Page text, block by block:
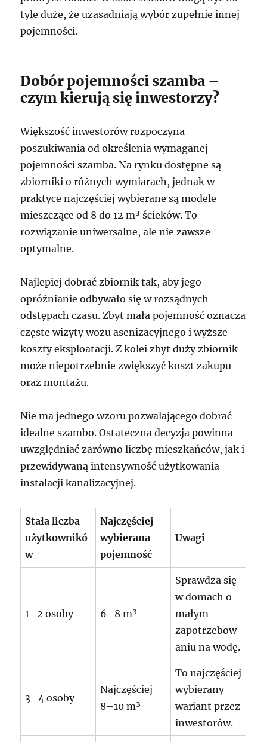
tyle duże, że uzasadniają wybór zupełnie innej
pojemności.
Dobór pojemności szamba –
czym kierują się inwestorzy?
Większość inwestorów rozpoczyna
poszukiwania od określenia wymaganej
pojemności szamba. Na rynku dostępne są
zbiorniki o różnych wymiarach, jednak w
praktyce najczęściej wybierane są modele
mieszczące od 8 do 12 m³ ścieków. To
rozwiązanie uniwersalne, ale nie zawsze
optymalne.
Najlepiej dobrać zbiornik tak, aby jego
opróżnianie odbywało się w rozsądnych
odstępach czasu. Zbyt mała pojemność oznacza
częste wizyty wozu asenizacyjnego i wyższe
koszty eksploatacji. Z kolei zbyt duży zbiornik
może niepotrzebnie zwiększyć koszt zakupu
oraz montażu.
Nie ma jednego wzoru pozwalającego dobrać
idealne szambo. Ostateczna decyzja powinna
uwzględniać zarówno liczbę mieszkańców, jak i
przewidywaną intensywność użytkowania
instalacji kanalizacyjnej.
Stała liczba
użytkownikó
w
Najczęściej
wybierana
pojemność
Uwagi
1–2 osoby 6–8 m³
Sprawdza się
w domach o
małym
zapotrzebow
aniu na wodę.
3–4 osoby
Najczęściej
8–10 m³
To najczęściej
wybierany
wariant przez
inwestorów.